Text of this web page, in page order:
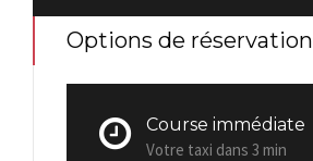
Options de réservation
Course immédiate
Votre taxi dans 3 min